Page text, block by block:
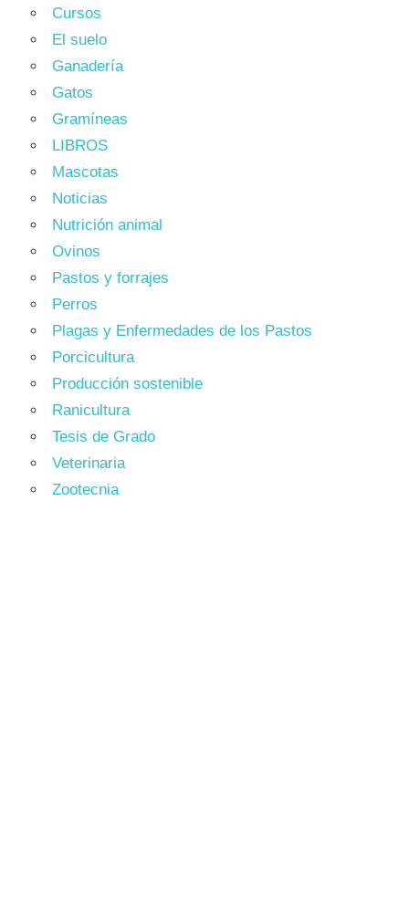
Cursos
El suelo
Ganadería
Gatos
Gramíneas
LIBROS
Mascotas
Noticias
Nutrición animal
Ovinos
Pastos y forrajes
Perros
Plagas y Enfermedades de los Pastos
Porcicultura
Producción sostenible
Ranicultura
Tesis de Grado
Veterinaria
Zootecnia